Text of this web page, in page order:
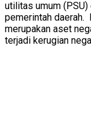
utilitas umum
pemerintah daerah.
merupakan aset
terjadi kerugian